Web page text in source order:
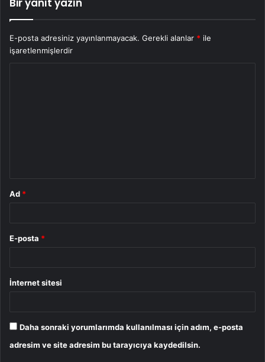
Bir yanıt yazın
E-posta adresiniz yayınlanmayacak. Gerekli alanlar * ile
işaretlenmişlerdir
Ad *
E-posta *
İnternet sitesi
Daha sonraki yorumlarımda kullanılması için adım, e-posta
adresim ve site adresim bu tarayıcıya kaydedilsin.